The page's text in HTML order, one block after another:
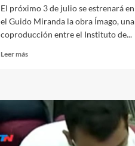
El próximo 3 de julio se estrenará en
el Guido Miranda la obra Ímago, una
coproducción entre el Instituto de...
Leer másLeer
inscripción
gratuita
para